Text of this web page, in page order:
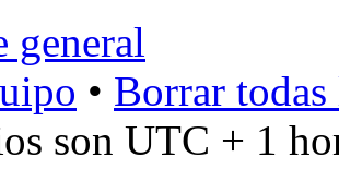
general
• Borrar
son UTC + 1